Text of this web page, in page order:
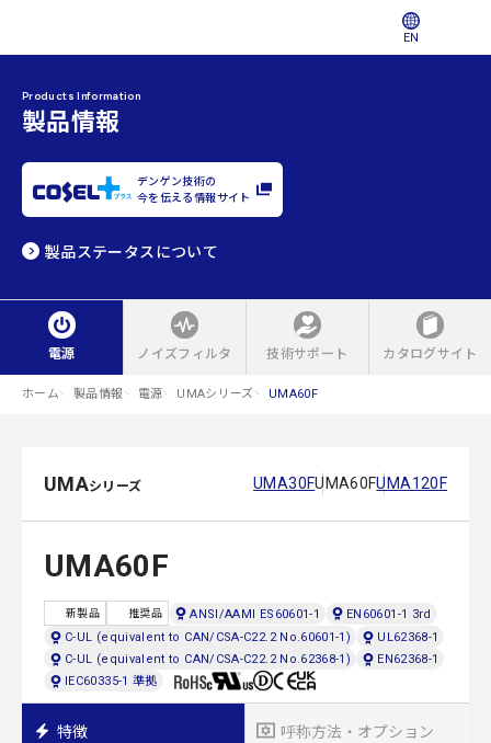
EN
Products Information
製品情報
デンゲン技術の
今を伝える情報サイト
製品ステータスについて
電源 ノイズフィルタ 技術サポート カタログサイト
ホーム 製品情報 電源 UMAシリーズ UMA60F
UMAシリーズ UMA30FUMA60FUMA120F
UMA60F
新製品 推奨品 ANSI/AAMI ES60601-1
EN60601-1 3rd
C-UL (equivalent to CAN/CSA-C22.2 No.60601-1)
UL62368-1
C-UL (equivalent to CAN/CSA-C22.2 No.62368-1)
EN62368-1
IEC60335-1 準拠
特徴 呼称方法・オプション